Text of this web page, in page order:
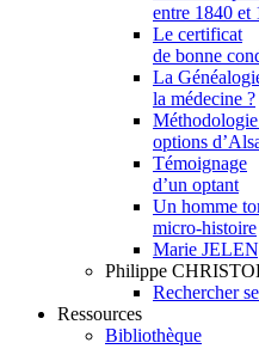
entre 1840 et
Le certificat
de bonne
La
la médecine ?
options
Témoignage
d’un optant
Un homme
micro-histoire
Marie
Philippe
Rechercher
Ressources
Bibliothèque